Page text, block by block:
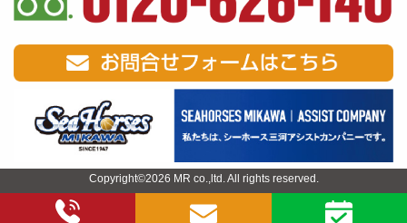
Copyright©2026 MR co.,ltd. All rights reserved.